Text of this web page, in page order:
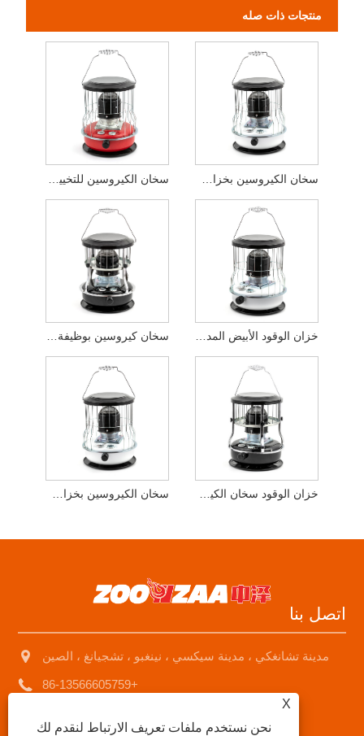
منتجات ذات صله
سخان الكيروسين للتخييم في الهواء الطلق
سخان كيروسين بوظيفة ضبط الارتفاع خزان الوقود الأبيض المدخنة المعدنية سخان الكيروسين
خزان الوقود سخان الكيروسين للتخييم في الهواء الطلق
اتصل بنا
مدينة تشانغكي ، مدينة سيكسي ، نينغبو ، تشجيانغ ، الصين
+86-13566605759
X
نحن نستخدم ملفات تعريف الارتباط لنقدم لك